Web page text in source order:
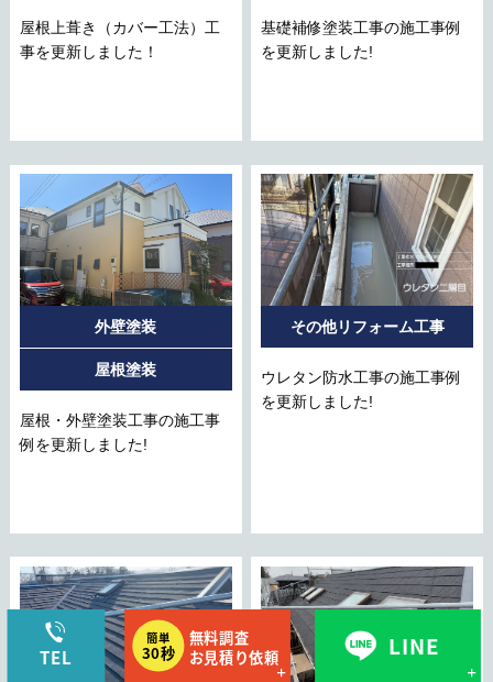
屋根上葺き（カバー工法）工
事を更新しました！
基礎補修塗装工事の施工事例
を更新しました!
外壁塗装
屋根塗装
屋根・外壁塗装工事の施工事
例を更新しました!
その他リフォーム工事
ウレタン防水工事の施工事例
を更新しました!